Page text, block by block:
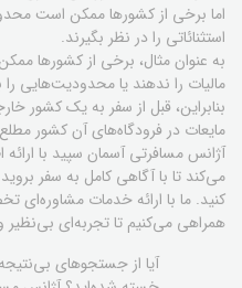
اما برخی از کشورها ممکن است
استثنائاتی را در نظر بگیرند.
به عنوان مثال، برخی از کشورها
مالیات را ندهند یا محدودیت‌هایی
بنابراین، قبل از سفر به یک کشور
مایعات در فرودگاه‌های آن کشور
آژانس مسافرتی آسمان سپید با
می‌کند تا با آگاهی کامل به سفر
کنید. ما با ارائه خدمات مشاوره‌ای
همراهی می‌کنیم تا تجربه‌ای بی‌نظیر
آیا از جستجوهای